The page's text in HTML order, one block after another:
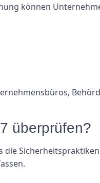
können
überprüfen?
die